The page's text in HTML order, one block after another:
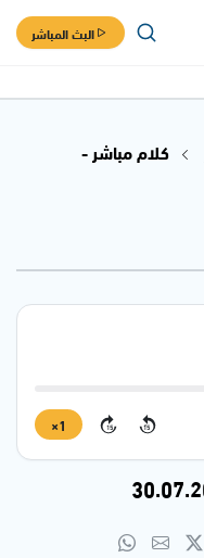
البث المباشر
كلام مباشر -
15
15
1×